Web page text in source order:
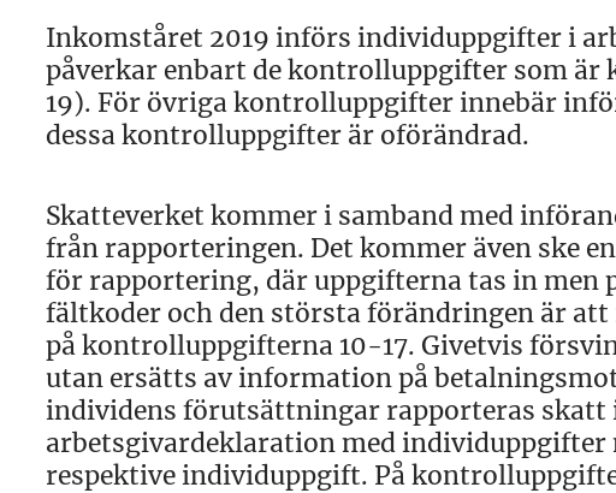
Inkomståret 2019 införs individuppgifter i
påverkar enbart de kontrolluppgifter som
19). För övriga kontrolluppgifter innebär
dessa kontrolluppgifter är oförändrad.
Skatteverket kommer i samband med
från rapporteringen. Det kommer även ske
för rapportering, där uppgifterna tas in men
fältkoder och den största förändringen är
på kontrolluppgifterna 10-17. Givetvis
utan ersätts av information på
individens förutsättningar rapporteras
arbetsgivardeklaration med individuppgifter
respektive individuppgift. På